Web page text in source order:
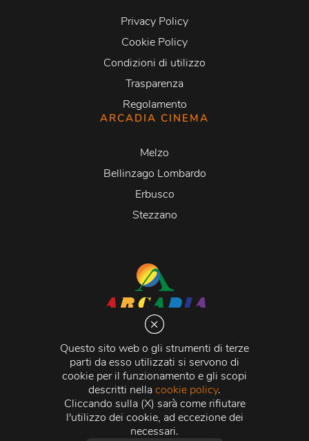
Questo sito web o gli strumenti di terze
parti da esso utilizzati si servono di
cookie per il funzionamento e gli scopi
descritti nellacookie policy.
Cliccando sulla (X) sarà come rifiutare
l'utilizzo dei cookie, ad eccezione dei
necessari.
Privacy Policy
Cookie Policy
Condizioni di utilizzo
Trasparenza
Regolamento
ARCADIA CINEMA
Melzo
Bellinzago Lombardo
Erbusco
Stezzano
Via Martiri della Libertà 20066 Melzo (MI)
C.C.I.A.A. - R.E.A di Milano n. 1427910
Registro delle Imprese di Milano n. 338392 -
Fiscale e Partita Iva11015840157 | Capitale Sociale
500.000,00 i.v.
Credits:Crea Informatica S.r.l. 2026 © Tutti i diritti
riservati.